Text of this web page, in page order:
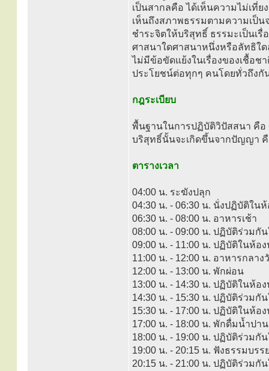
เป็นสากลคือ ได้เห็นความไม่เที่
เห็นถึงสภาพธรรมตามความเป็น
ชำระจิตให้บริสุทธิ์ ธรรมะเป็นเ
ศาสนาใดศาสนาหนึ่งหรือลัทธิใ
ไม่มีข้อขัดแย้งในเรื่องของเชื้อ
ประโยชน์ต่อทุกๆ คนโดยทั่วถึงกั
กฎระเบียบ
พื้นฐานในการปฏิบัติวิปัสสนา คื
บริสุทธิ์นั้นจะเกิดขึ้นจากปัญญา คื
ตารางเวลา
04:00 น. ระฆังปลุก
04:30 น. - 06:30 น. นั่งปฏิบัติใ
06:30 น. - 08:00 น. อาหารเช้า
08:00 น. - 09:00 น. ปฏิบัติร่วมกั
09:00 น. - 11:00 น. ปฏิบัติในห้
11:00 น. - 12:00 น. อาหารกลาง
12:00 น. - 13:00 น. พักผ่อน
13:00 น. - 14:30 น. ปฏิบัติในห้
14:30 น. - 15:30 น. ปฏิบัติร่วมกั
15:30 น. - 17:00 น. ปฏิบัติในห้
17:00 น. - 18:00 น. พักดื่มน้ำปา
18:00 น. - 19:00 น. ปฏิบัติร่วมกั
19:00 น. - 20:15 น. ฟังธรรมบร
20:15 น. - 21:00 น. ปฏิบัติร่วมกั